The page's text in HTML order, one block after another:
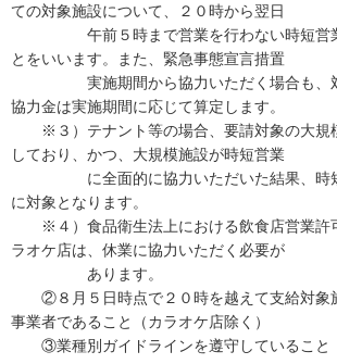
ての対象施設について、２０時から翌日
午前５時まで営業を行わない時短営業
とをいいます。また、緊急事態宣言措置
実施期間から協力いただく場合も、対
協力金は実施期間に応じて算定します。
※３）テナント等の場合、要請対象の大規
しており、かつ、大規模施設が時短営業
に全面的に協力いただいた結果、時短
に対象となります。
※４）食品衛生法上における飲食店営業許
ラオケ店は、休業に協力いただく必要が
あります。
②８月５日時点で２０時を越えて支給対象
事業者であること（カラオケ店除く）
③業種別ガイドラインを遵守していること